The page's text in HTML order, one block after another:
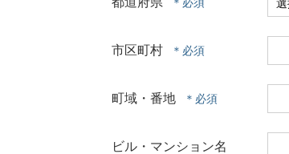
市区町村
町域・番地
ビル・マンション名